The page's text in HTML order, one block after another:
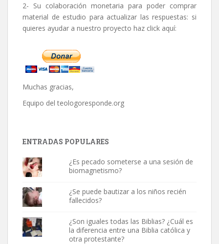
2- Su colaboración monetaria para poder comprar
material de estudio para actualizar las respuestas: si
quieres ayudar a nuestro proyecto haz click aquí:
Muchas gracias,
Equipo del teologoresponde.org
ENTRADAS POPULARES
¿Es pecado someterse a una sesión de
biomagnetismo?
¿Se puede bautizar a los niños recién
fallecidos?
¿Son iguales todas las Biblias? ¿Cuál es
la diferencia entre una Biblia católica y
otra protestante?